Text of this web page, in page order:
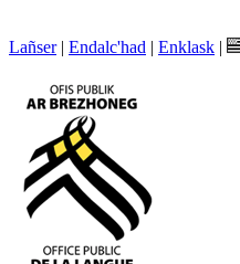
Lañser | Endalc'had | Enklask |